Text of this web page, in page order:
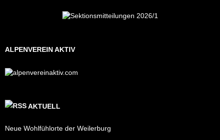
ALPENVEREIN AKTIV
AKTUELL
Neue Wohlfühlorte der Weilerburg